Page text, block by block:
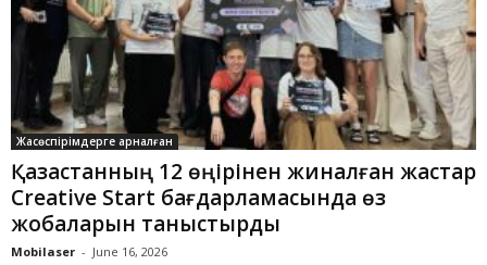
Жасөспірімдерге арналған
Қазақстанның 12 өңірінен жиналған жастар
Creative Start бағдарламасында өз
жобаларын таныстырды
Mobilaser - June 16, 2026